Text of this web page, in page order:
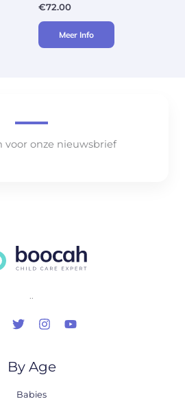
€72.00
Meer Info
voor onze nieuwsbrief
..
By Age
Babies